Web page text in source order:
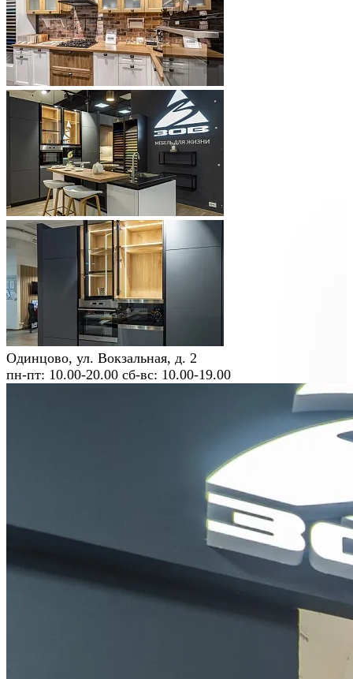
Одинцово, ул. Вокзальная, д. 2
пн-пт: 10.00-20.00 сб-вс: 10.00-19.00